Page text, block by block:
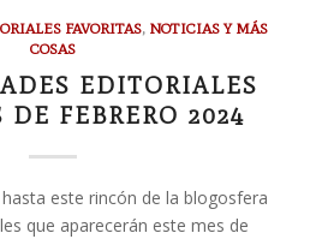
FAVORITAS, NOTICIAS Y MÁS
COSAS
EDITORIALES
DE FEBRERO 2024
este rincón de la blogosfera
que aparecerán este mes de